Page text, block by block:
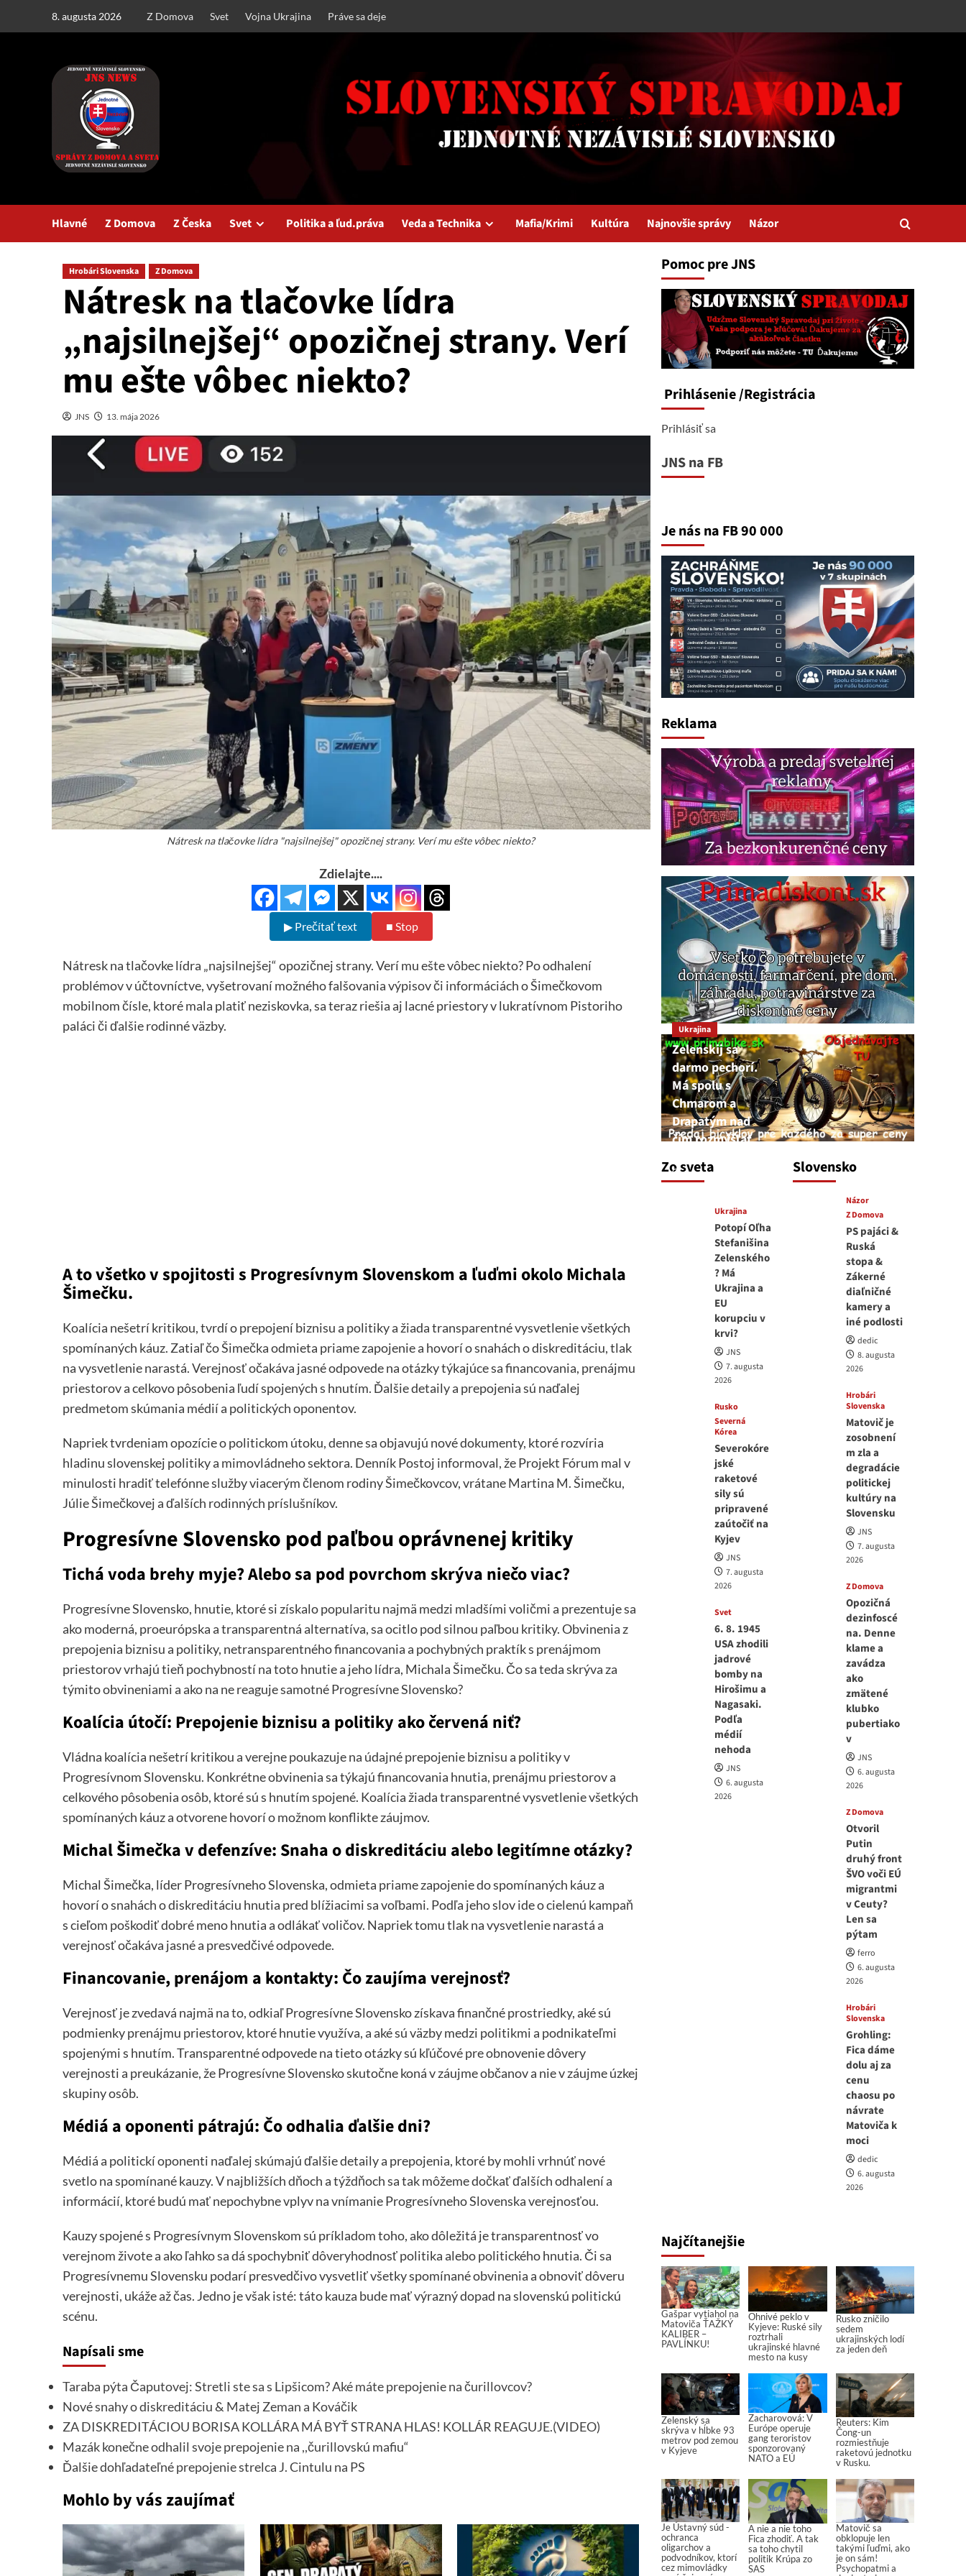
8. augusta 2026 Z Domova Svet Vojna Ukrajina Práve sa deje
Hlavné Z Domova Z Česka Svet Politika a ľud.práva Veda a Technika Mafia/Krimi Kultúra Najnovšie správy Názor
Hrobári Slovenska Z Domova
Nátresk na tlačovke lídra
„najsilnejšej“ opozičnej strany. Verí
mu ešte vôbec niekto?
JNS 13. mája 2026
Nátresk na tlačovke lídra "najsilnejšej" opozičnej strany. Verí mu ešte vôbec niekto?
Zdielajte....
▶ Prečítať text ■ Stop
Nátresk na tlačovke lídra „najsilnejšej“ opozičnej strany. Verí mu ešte vôbec niekto? Po odhalení
problémov v účtovníctve, vyšetrovaní možného falšovania výpisov či informáciách o Šimečkovom
mobilnom čísle, ktoré mala platiť neziskovka, sa teraz riešia aj lacné priestory v lukratívnom Pistoriho
paláci či ďalšie rodinné väzby.
A to všetko v spojitosti s Progresívnym Slovenskom a ľuďmi okolo Michala
Šimečku.
Koalícia nešetrí kritikou, tvrdí o prepojení biznisu a politiky a žiada transparentné vysvetlenie všetkých
spomínaných káuz. Zatiaľ čo Šimečka odmieta priame zapojenie a hovorí o snahách o diskreditáciu, tlak
na vysvetlenie narastá. Verejnosť očakáva jasné odpovede na otázky týkajúce sa financovania, prenájmu
priestorov a celkovo pôsobenia ľudí spojených s hnutím. Ďalšie detaily a prepojenia sú naďalej
predmetom skúmania médií a politických oponentov.
Napriek tvrdeniam opozície o politickom útoku, denne sa objavujú nové dokumenty, ktoré rozvíria
hladinu slovenskej politiky a mimovládneho sektora. Denník Postoj informoval, že Projekt Fórum mal v
minulosti hradiť telefónne služby viacerým členom rodiny Šimečkovcov, vrátane Martina M. Šimečku,
Júlie Šimečkovej a ďalších rodinných príslušníkov.
Progresívne Slovensko pod paľbou oprávnenej kritiky
Tichá voda brehy myje? Alebo sa pod povrchom skrýva niečo viac?
Progresívne Slovensko, hnutie, ktoré si získalo popularitu najmä medzi mladšími voličmi a prezentuje sa
ako moderná, proeurópska a transparentná alternatíva, sa ocitlo pod silnou paľbou kritiky. Obvinenia z
prepojenia biznisu a politiky, netransparentného financovania a pochybných praktík s prenájmom
priestorov vrhajú tieň pochybností na toto hnutie a jeho lídra, Michala Šimečku. Čo sa teda skrýva za
týmito obvineniami a ako na ne reaguje samotné Progresívne Slovensko?
Koalícia útočí: Prepojenie biznisu a politiky ako červená niť?
Vládna koalícia nešetrí kritikou a verejne poukazuje na údajné prepojenie biznisu a politiky v
Progresívnom Slovensku. Konkrétne obvinenia sa týkajú financovania hnutia, prenájmu priestorov a
celkového pôsobenia osôb, ktoré sú s hnutím spojené. Koalícia žiada transparentné vysvetlenie všetkých
spomínaných káuz a otvorene hovorí o možnom konflikte záujmov.
Michal Šimečka v defenzíve: Snaha o diskreditáciu alebo legitímne otázky?
Michal Šimečka, líder Progresívneho Slovenska, odmieta priame zapojenie do spomínaných káuz a
hovorí o snahách o diskreditáciu hnutia pred blížiacimi sa voľbami. Podľa jeho slov ide o cielenú kampaň
s cieľom poškodiť dobré meno hnutia a odlákať voličov. Napriek tomu tlak na vysvetlenie narastá a
verejnosť očakáva jasné a presvedčivé odpovede.
Financovanie, prenájom a kontakty: Čo zaujíma verejnosť?
Verejnosť je zvedavá najmä na to, odkiaľ Progresívne Slovensko získava finančné prostriedky, aké sú
podmienky prenájmu priestorov, ktoré hnutie využíva, a aké sú väzby medzi politikmi a podnikateľmi
spojenými s hnutím. Transparentné odpovede na tieto otázky sú kľúčové pre obnovenie dôvery
verejnosti a preukázanie, že Progresívne Slovensko skutočne koná v záujme občanov a nie v záujme úzkej
skupiny osôb.
Médiá a oponenti pátrajú: Čo odhalia ďalšie dni?
Médiá a politickí oponenti naďalej skúmajú ďalšie detaily a prepojenia, ktoré by mohli vrhnúť nové
svetlo na spomínané kauzy. V najbližších dňoch a týždňoch sa tak môžeme dočkať ďalších odhalení a
informácií, ktoré budú mať nepochybne vplyv na vnímanie Progresívneho Slovenska verejnosťou.
Kauzy spojené s Progresívnym Slovenskom sú príkladom toho, ako dôležitá je transparentnosť vo
verejnom živote a ako ľahko sa dá spochybniť dôveryhodnosť politika alebo politického hnutia. Či sa
Progresívnemu Slovensku podarí presvedčivo vysvetliť všetky spomínané obvinenia a obnoviť dôveru
verejnosti, ukáže až čas. Jedno je však isté: táto kauza bude mať výrazný dopad na slovenskú politickú
scénu.
Napísali sme
Taraba pýta Čaputovej: Stretli ste sa s Lipšicom? Aké máte prepojenie na čurillovcov?
Nové snahy o diskreditáciu & Matej Zeman a Kováčik
ZA DISKREDITÁCIOU BORISA KOLLÁRA MÁ BYŤ STRANA HLAS! KOLLÁR REAGUJE.(VIDEO)
Mazák konečne odhalil svoje prepojenie na ,,čurillovskú mafiu“
Ďalšie dohľadateľné prepojenie strelca J. Cintulu na PS
Mohlo by vás zaujímať
Pomoc pre JNS
Prihlásenie/Registrácia
Prihlásiť sa
JNS na FB
Je nás na FB 90 000
Reklama
Zo sveta
Ukrajina
Zelenskij sa
darmo pechorí.
Má spolu s
Chmarom a
Drapatým nad
čím rozmýšľať
medvedar
8. augusta 2026
Ukrajina
Potopí Oľha
Stefanišina
Zelenského
? Má
Ukrajina a
EU
korupciu v
krvi?
JNS
7. augusta
2026
Rusko
Severná
Kórea
Severokóre
jské
raketové
sily sú
pripravené
zaútočiť na
Kyjev
JNS
7. augusta
2026
Svet
6. 8. 1945
USA zhodili
jadrové
bomby na
Hirošimu a
Nagasaki.
Podľa
médií
nehoda
JNS
6. augusta
2026
Slovensko
Názor
Z Domova
PS pajáci &
Ruská
stopa &
Zákerné
diaľničné
kamery a
iné podlosti
dedic
8. augusta
2026
Hrobári
Slovenska
Matovič je
zosobnení
m zla a
degradácie
politickej
kultúry na
Slovensku
JNS
7. augusta
2026
Z Domova
Opozičná
dezinfoscé
na. Denne
klame a
zavádza
ako
zmätené
klubko
pubertiako
v
JNS
6. augusta
2026
Z Domova
Otvoril
Putin
druhý front
ŠVO voči EÚ
migrantmi
v Ceuty?
Len sa
pýtam
ferro
6. augusta
2026
Hrobári
Slovenska
Grohling:
Fica dáme
dolu aj za
cenu
chaosu po
návrate
Matoviča k
moci
dedic
6. augusta
2026
Najčítanejšie
Gašpar vytiahol na
Matoviča ŤAŽKÝ
KALIBER –
PAVLÍNKU!
Ohnivé peklo v
Kyjeve: Ruské sily
roztrhali
ukrajinské hlavné
mesto na kusy
Rusko zničilo
sedem
ukrajinských lodí
za jeden deň
Zelenský sa
skrýva v hĺbke 93
metrov pod zemou
v Kyjeve
Zacharovová: V
Európe operuje
gang teroristov
sponzorovaný
NATO a EÚ
Reuters: Kim
Čong-un
rozmiestňuje
raketovú jednotku
v Rusku.
Je Ústavný súd -
ochranca
oligarchov a
podvodníkov, ktorí
cez mimovládky
A nie a nie toho
Fica zhodiť. A tak
sa toho chytil
politik Krúpa zo
SAS
Matovič sa
obklopuje len
takými ľuďmi, ako
je on sám!
Psychopatmi a